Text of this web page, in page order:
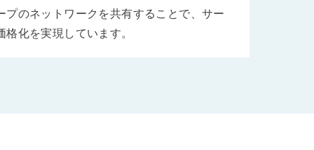
プのネットワークを共有することで、サー
化を実現しています。